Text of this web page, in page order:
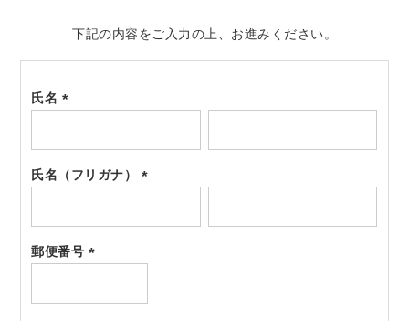
下記の内容をご入力の上、お進みください。
氏名
須)
氏名（フリガナ）
須)
郵便番号
須)